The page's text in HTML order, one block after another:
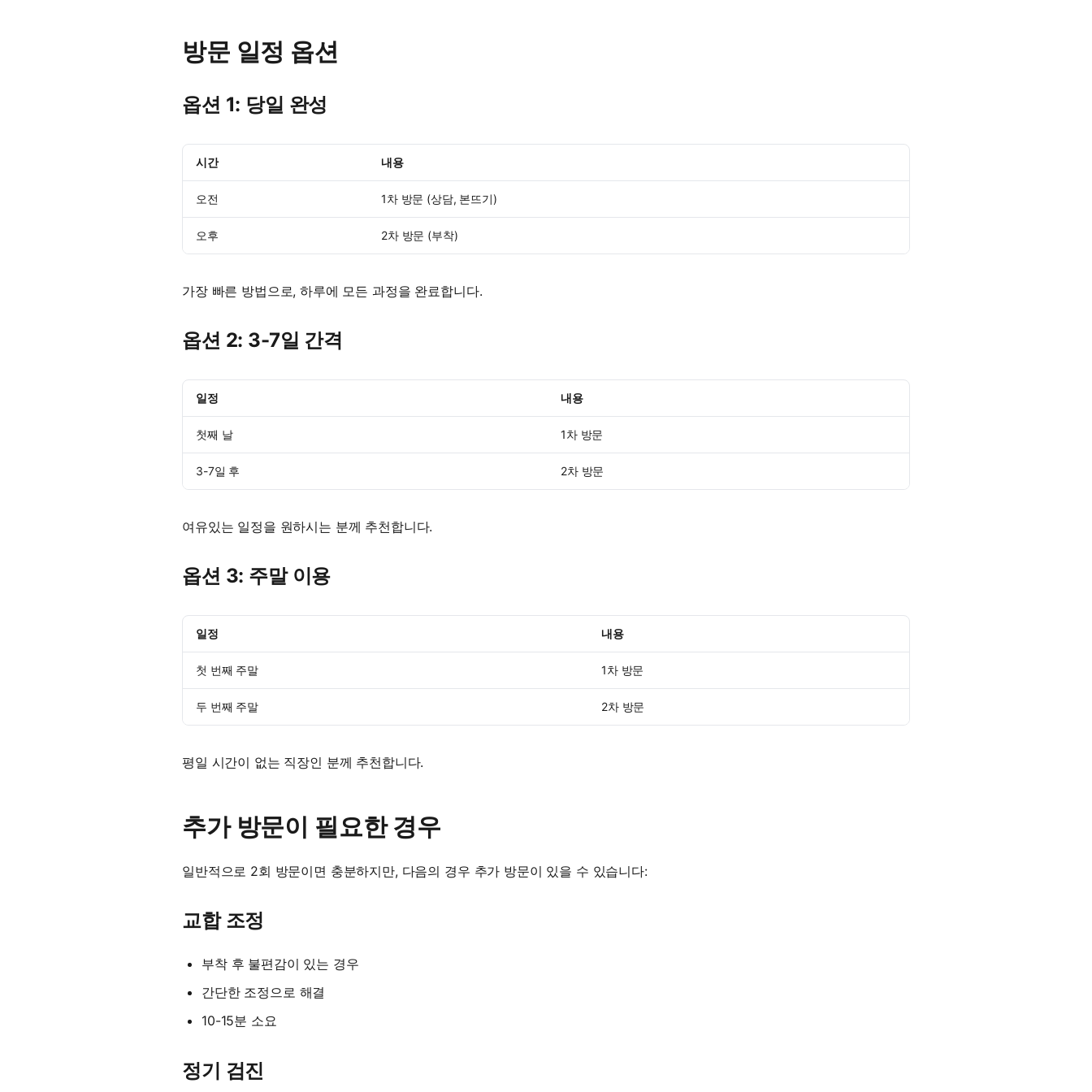
방문 일정 옵션
옵션 1: 당일 완성
시간 내용
오전 1차 방문 (상담, 본뜨기)
오후 2차 방문 (부착)
가장 빠른 방법으로, 하루에 모든 과정을 완료합니다.
옵션 2: 3-7일 간격
일정 내용
첫째 날 1차 방문
3-7일 후 2차 방문
여유있는 일정을 원하시는 분께 추천합니다.
옵션 3: 주말 이용
일정 내용
첫 번째 주말 1차 방문
두 번째 주말 2차 방문
평일 시간이 없는 직장인 분께 추천합니다.
추가 방문이 필요한 경우
일반적으로 2회 방문이면 충분하지만, 다음의 경우 추가 방문이 있을 수 있습니다:
교합 조정
부착 후 불편감이 있는 경우
간단한 조정으로 해결
10-15분 소요
정기 검진